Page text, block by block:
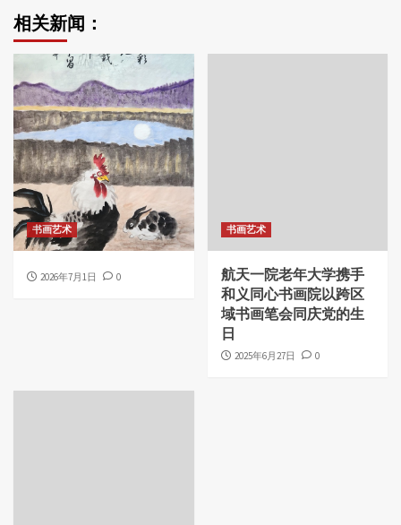
相关新闻：
书画艺术
2026年7月1日 0
书画艺术
航天一院老年大学携手
和义同心书画院以跨区
域书画笔会同庆党的生
日
2025年6月27日 0